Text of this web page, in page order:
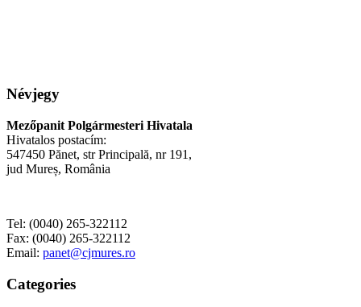
Névjegy
Mezőpanit Polgármesteri Hivatala
Hivatalos postacím:
547450 Pănet, str Principală, nr 191,
jud Mureș, România
Tel: (0040) 265-322112
Fax: (0040) 265-322112
Email: panet@cjmures.ro
Categories